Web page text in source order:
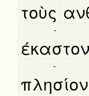
τοὺς
έκαστον
-
πλησίον
-